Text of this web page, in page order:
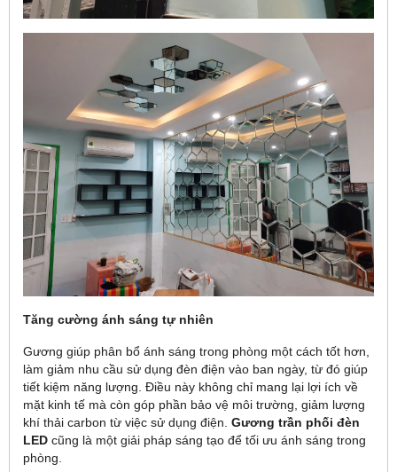
Tăng cường ánh sáng tự nhiên
Gương giúp phân bổ ánh sáng trong phòng một cách tốt hơn,
làm giảm nhu cầu sử dụng đèn điện vào ban ngày, từ đó giúp
tiết kiệm năng lượng. Điều này không chỉ mang lại lợi ích về
mặt kinh tế mà còn góp phần bảo vệ môi trường, giảm lượng
khí thải carbon từ việc sử dụng điện. Gương trần phối đèn
LED cũng là một giải pháp sáng tạo để tối ưu ánh sáng trong
phòng.